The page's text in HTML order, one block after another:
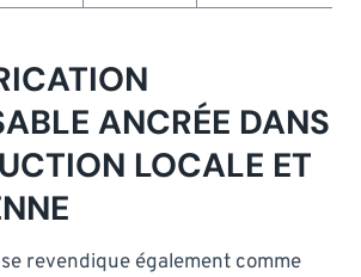
ANCRÉE DANS
LOCALE ET
revendique également comme